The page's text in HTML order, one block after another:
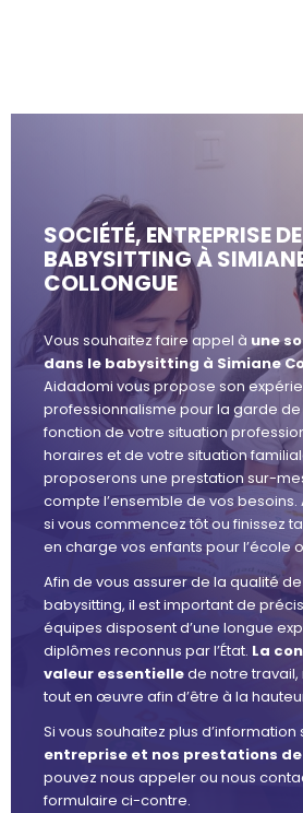
SOCIÉTÉ, ENTREPRISE DE
BABYSITTING À
COLLONGUE
Vous souhaitez faire appel à une
dans le babysitting à Simiane
Aidadomi vous propose son
professionnalisme pour la garde de
fonction de votre situation
horaires et de votre situation
proposerons une prestation sur-
compte l’ensemble de vos besoins.
si vous commencez tôt ou finissez
en charge vos enfants pour l’école
Afin de vous assurer de la qualité
babysitting, il est important de
équipes disposent d’une longue
diplômes reconnus par l’État. La
valeur essentiellede notre
tout en œuvre afin d’être à la
Si vous souhaitez plus d’information
entreprise et nos prestations
pouvez nous appeler ou nous
formulaire ci-contre.